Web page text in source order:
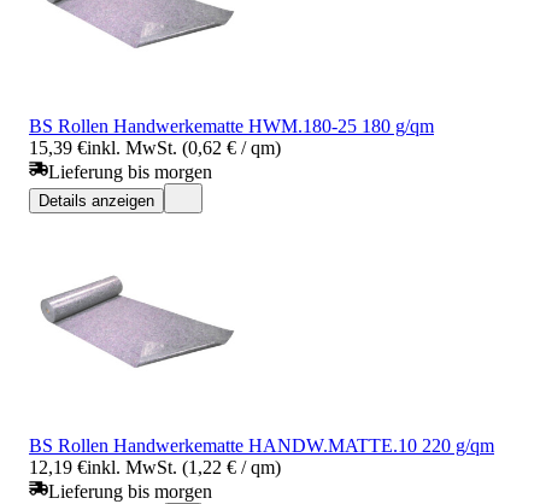
BS Rollen Handwerkematte HWM.180-25 180 g/qm
15,39 €inkl. MwSt. (0,62 € / qm)
Lieferung bis morgen
Details anzeigen
BS Rollen Handwerkematte HANDW.MATTE.10 220 g/qm
12,19 €inkl. MwSt. (1,22 € / qm)
Lieferung bis morgen